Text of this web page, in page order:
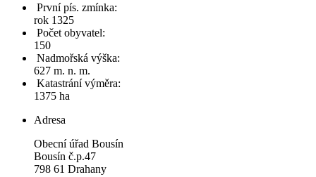
První pís. zmínka:
rok 1325
Počet obyvatel:
150
Nadmořská výška:
627 m. n. m.
Katastrání výměra:
1375 ha
Adresa
Obecní úřad Bousín
Bousín č.p.47
798 61 Drahany